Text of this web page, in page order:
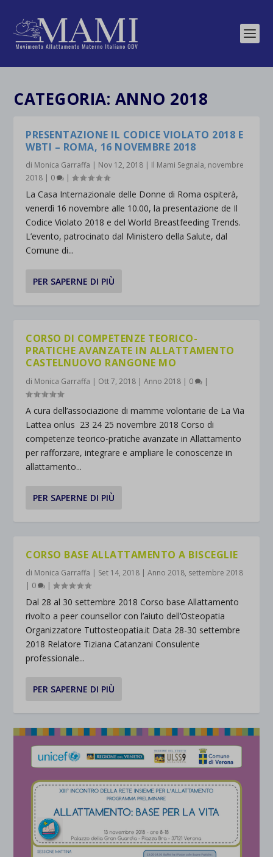
CATEGORIA: ANNO 2018
PRESENTAZIONE IL CODICE VIOLATO 2018 E
WBTI – ROMA, 16 NOVEMBRE 2018
di Monica Garraffa | Nov 12, 2018 | Il Mami Segnala, novembre
2018 | 0 |
La Casa Internazionale delle Donne di Roma ospiterà,
venerdì 16 novembre alle 10.00, la presentazione de Il
Codice Violato 2018 e del World Breastfeeding Trends.
L’evento, patrocinato dal Ministero della Salute, dal
Comune di...
PER SAPERNE DI PIÙ
CORSO DI COMPETENZE TEORICO-
PRATICHE AVANZATE IN ALLATTAMENTO
CASTELNUOVO RANGONE MO
di Monica Garraffa | Ott 7, 2018 |Anno 2018 | 0 |
A cura dell’associazione di mamme volontarie de La Via
Lattea onlus 23 24 25 novembre 2018 Corso di
competenze teorico-pratiche avanzate in Allattamento
per rafforzare, integrare e ampliare le conoscenze in
allattamento...
PER SAPERNE DI PIÙ
CORSO BASE ALLATTAMENTO A BISCEGLIE
di Monica Garraffa | Set 14, 2018 |Anno 2018, settembre 2018
| 0 |
Dal 28 al 30 settembre 2018 Corso base Allattamento
rivolto a peer counsellor con l’aiuto dell’Osteopatia
Organizzatore Tuttosteopatia.it Data 28-30 settembre
2018 Relatore Tiziana Catanzani Consulente
professionale...
PER SAPERNE DI PIÙ